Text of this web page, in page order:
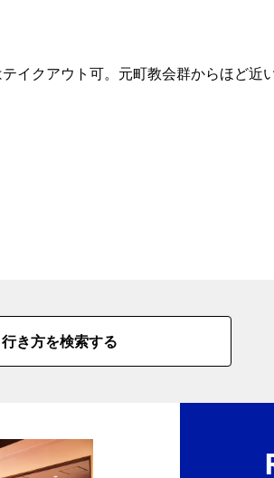
イクアウト可。元町教会群からほど近
行き方を検索する